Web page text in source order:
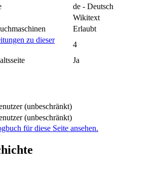
de - Deutsch
Wikitext
Erlaubt
zu dieser
4
Ja
(unbeschränkt)
(unbeschränkt)
für diese Seite ansehen.